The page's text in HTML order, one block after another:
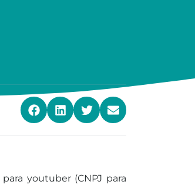
youtuber (CNPJ para